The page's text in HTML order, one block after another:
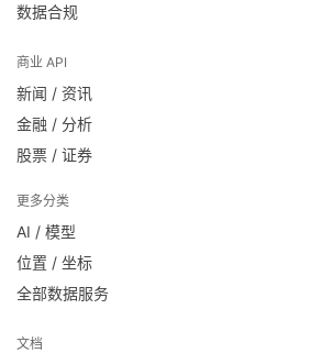
数据合规
商业 API
新闻 / 资讯
金融 / 分析
股票 / 证券
更多分类
AI / 模型
位置 / 坐标
全部数据服务
文档